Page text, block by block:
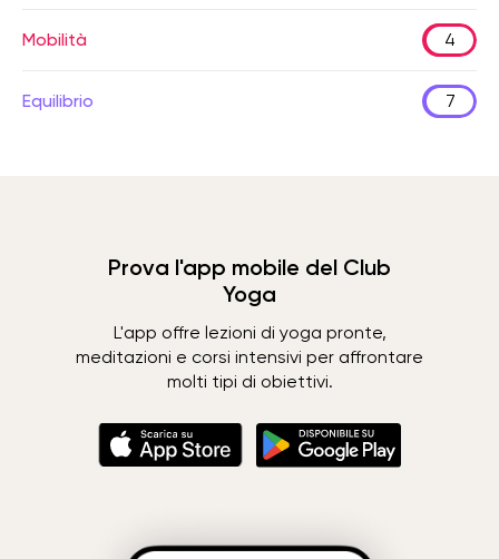
Mobilità 4
Equilibrio 7
Prova l'app mobile del Club
Yoga
L'app offre lezioni di yoga pronte,
meditazioni e corsi intensivi per affrontare
molti tipi di obiettivi.